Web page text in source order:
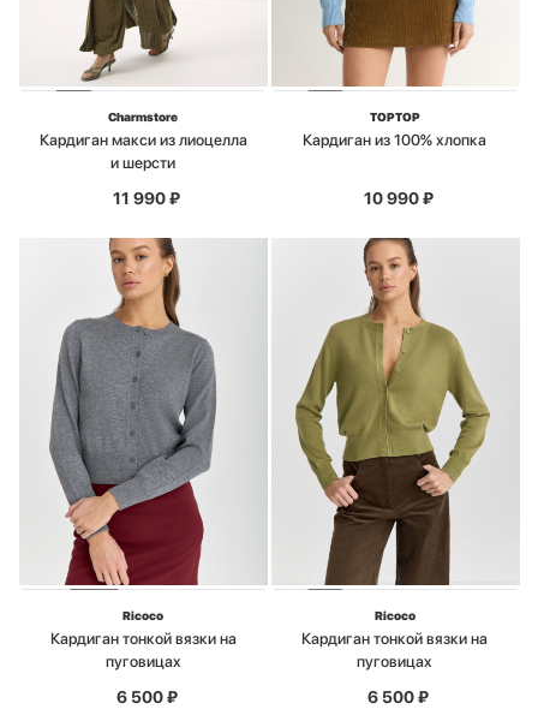
Charmstore
Кардиган макси из лиоцелла
и шерсти
11 990₽
TOPTOP
Кардиган из 100% хлопка
10 990₽
Ricoco
Кардиган тонкой вязки на
пуговицах
6 500₽
Ricoco
Кардиган тонкой вязки на
пуговицах
6 500₽